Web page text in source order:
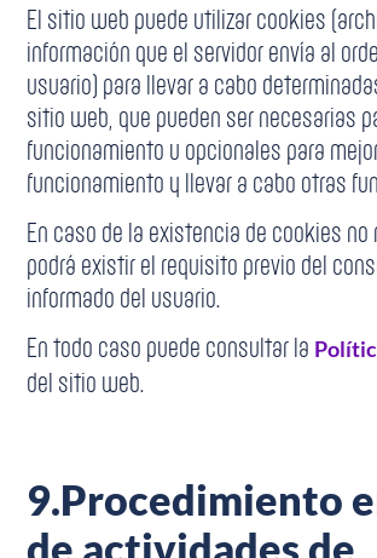
El sitio web puede utilizar cookies
información que el servidor envía al
usuario) para llevar a cabo
sitio web, que pueden ser necesarias
funcionamiento u opcionales para
funcionamiento y llevar a cabo otras
En caso de la existencia de cookies no
podrá existir el requisito previo del
informado del usuario.
En todo caso puede consultar la
del sitio web.
9.Procedimiento
de actividades de